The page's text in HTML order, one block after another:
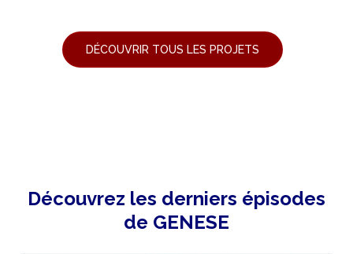
DÉCOUVRIR TOUS LES PROJETS
Découvrez les derniers épisodes
de GENESE